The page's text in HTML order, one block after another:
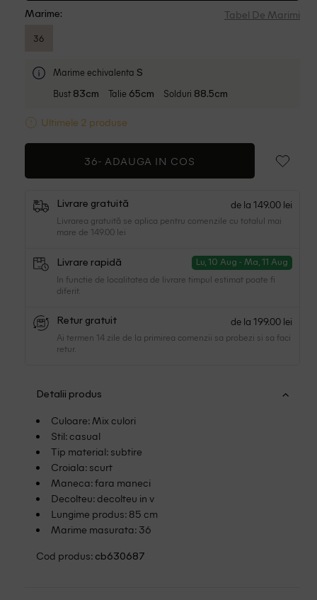
Marime: Tabel De Marimi
36
Marime echivalenta S
Bust 83cm Talie 65cm Solduri 88.5cm
Ultimele 2 produse
36- ADAUGA IN COS
Livrare gratuită de la 149.00 lei
Livrarea gratuită se aplica pentru comenzile cu totalul mai
mare de 149.00 lei
Livrare rapidă Lu, 10 Aug - Ma, 11 Aug
In functie de localitatea de livrare timpul estimat poate fi
diferit.
Retur gratuit de la 199.00 lei
Ai termen 14 zile de la primirea comenzii sa probezi si sa faci
retur.
Detalii produs
Culoare: Mix culori
Stil: casual
Tip material: subtire
Croiala: scurt
Maneca: fara maneci
Decolteu: decolteu in v
Lungime produs: 85 cm
Marime masurata: 36
Cod produs: cb630687